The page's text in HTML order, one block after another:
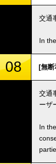
交通
In
08 [無
交通
ーザ
In